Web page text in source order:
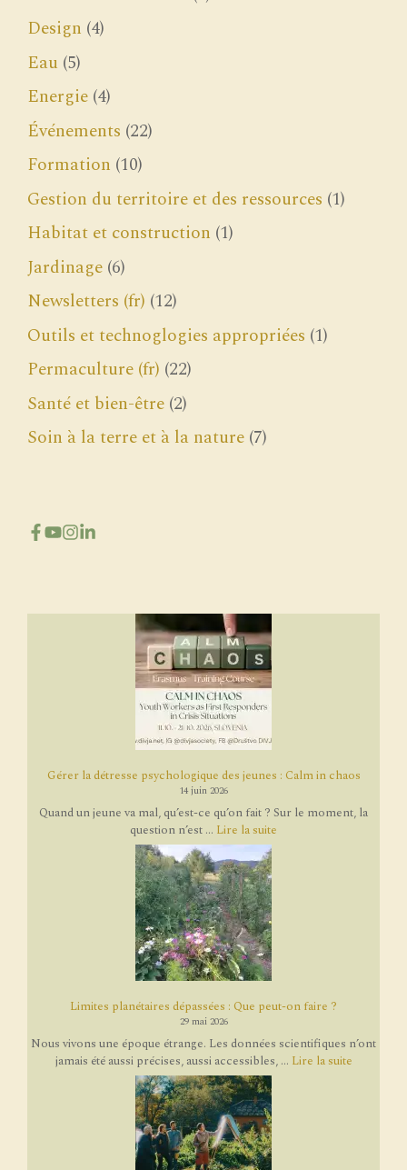
Design (4)
Eau (5)
Energie (4)
Événements (22)
Formation (10)
Gestion du territoire et des ressources (1)
Habitat et construction (1)
Jardinage (6)
Newsletters (fr) (12)
Outils et technoglogies appropriées (1)
Permaculture (fr) (22)
Santé et bien-être (2)
Soin à la terre et à la nature (7)
Gérer la détresse psychologique des jeunes : Calm in chaos
14 juin 2026
Quand un jeune va mal, qu’est-ce qu’on fait ? Sur le moment, la
question n’est ... Lire la suite
Limites planétaires dépassées : Que peut-on faire ?
29 mai 2026
Nous vivons une époque étrange. Les données scientifiques n’ont
jamais été aussi précises, aussi accessibles, ... Lire la suite